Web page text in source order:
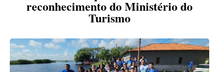
reconhecimento do Ministério do
Turismo